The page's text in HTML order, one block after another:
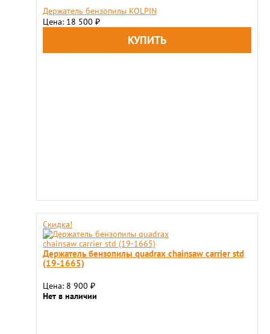
Держатель бензопилы KOLPIN
Цена: 18 500 ₽
Скидка!
Держатель бензопилы quadrax chainsaw carrier std
(19-1665)
Цена: 8 900 ₽
Нет в наличии